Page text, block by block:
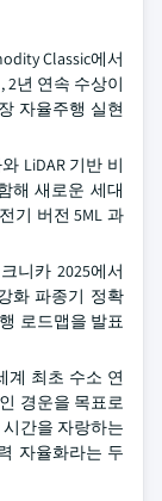
Classic에서
2년 연속 수상이
자율주행 실현
LiDAR 기반 비
해 새로운 세대
기 버전 5ML 과
니카 2025에서
화 파종기 정확
로드맵을 발표
계 최초 수소 연
경운을 목표로
간을 자랑하는
자율화라는 두